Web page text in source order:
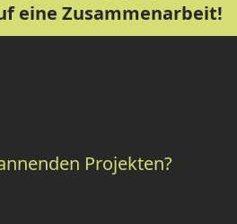
eine Zusammenarbeit!
Projekten?